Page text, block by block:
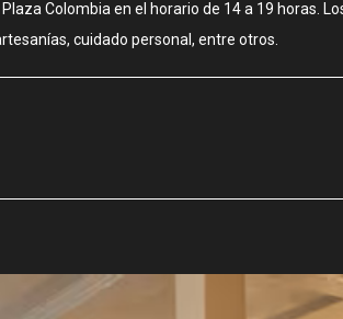
Colombia en el horario de 14 a 19 horas.
cuidado personal, entre otros.